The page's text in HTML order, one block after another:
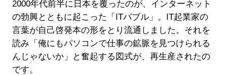
2000年代前半に日本を覆ったのが、インターネット
の勃興とともに起こった「ITバブル」。IT起業家の
言葉が自己啓発本の形をとり流通しました。それを
読み「俺にもパソコンで仕事の鉱脈を見つけられる
んじゃないか」と奮起する図式が、再生産されたの
です。